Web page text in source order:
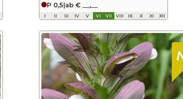
P 0,5|ab € __,__
I II III IV V VI VII VIII IX X XI XII